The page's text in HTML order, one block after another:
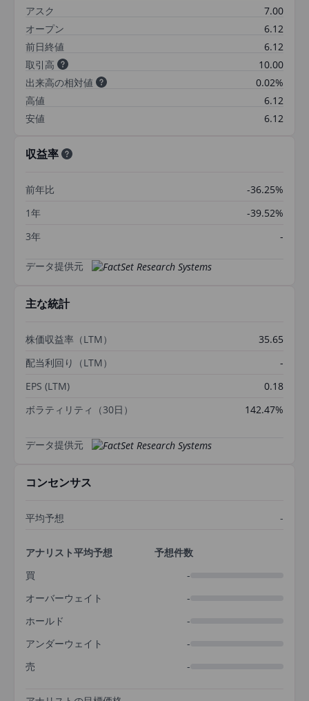
アスク
7.00
オープン
6.12
前日終値
6.12
取引高
10.00
出来高の相対値
0.02%
高値
6.12
安値
6.12
収益率
前年比
-36.25%
1年
-39.52%
3年
-
データ提供元
主な統計
株価収益率（LTM）
35.65
配当利回り（LTM）
-
EPS (LTM)
0.18
ボラティリティ（30日）
142.47%
データ提供元
コンセンサス
平均予想 -
アナリスト平均予想
予想件数
買
-
オーバーウェイト
-
ホールド
-
アンダーウェイト
-
売
-